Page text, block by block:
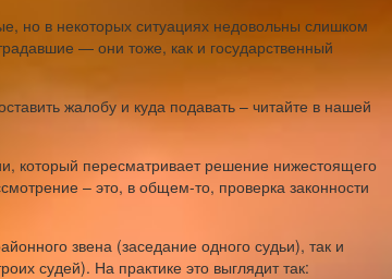
но в некоторых ситуациях недовольны слишком
— они тоже, как и государственный
жалобу и куда подавать – читайте в нашей
который пересматривает решение нижестоящего
– это, в общем-то, проверка законности
звена (заседание одного судьи), так и
судей). На практике это выглядит так: